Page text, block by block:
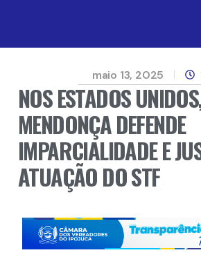
maio 13, 2025
NOS ESTADOS
MENDONÇA DEFENDE
IMPARCIALIDADE E
ATUAÇÃO DO STF